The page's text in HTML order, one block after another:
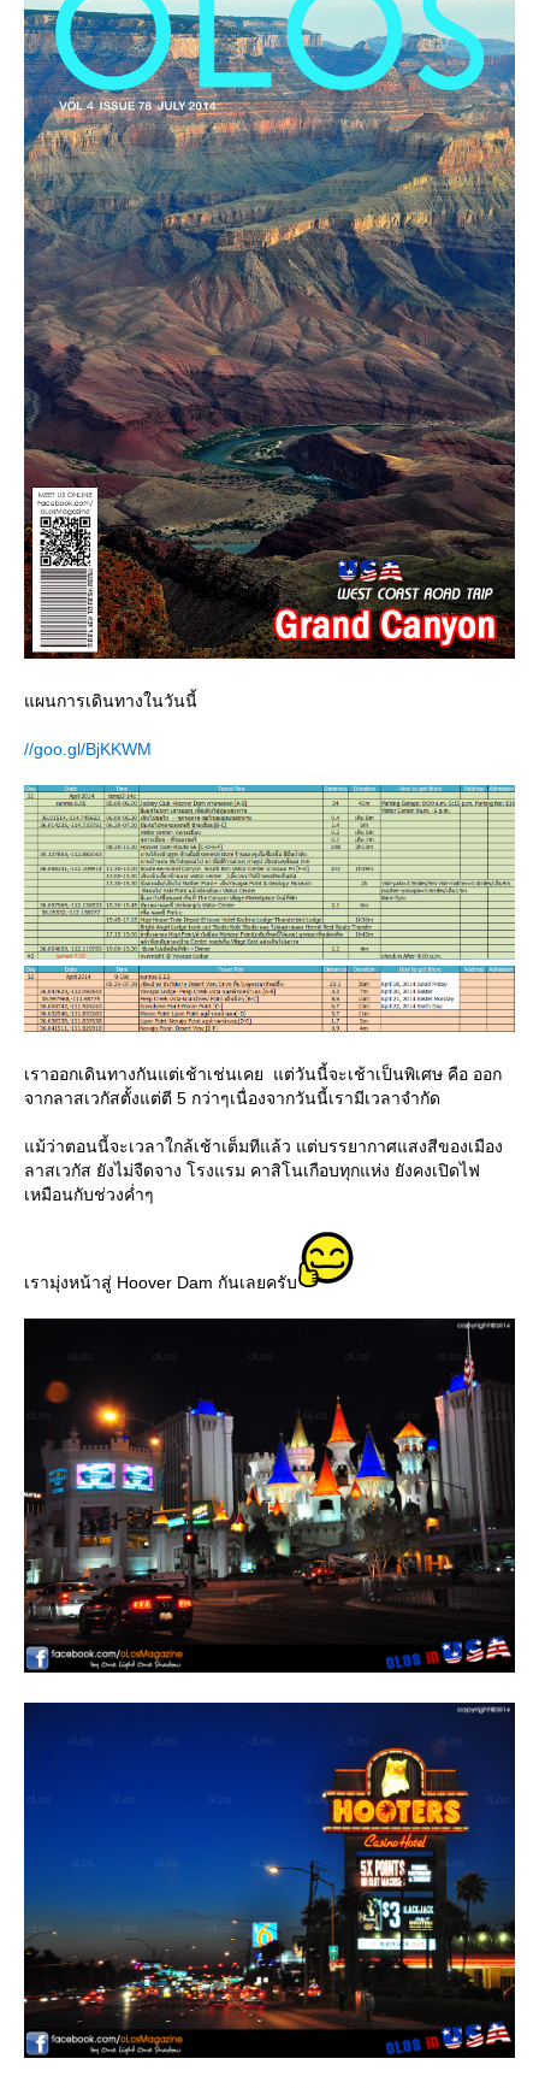
ผนการเดินทางในวันนี้
//goo.gl/BjKKWM
เราออกเดินทางกันแต่เช้าเช่นเคย แต่วันนี้จะเช้าเป็นพิเศษ คือ ออก
จากลาสเวกัสตั้งแต่ตี 5 กว่าๆเนื่องจากวันนี้เรามีเวลาจำกัด
ม้ว่าตอนนี้จะเวลาใกล้เช้าเต็มทีแล้ว แต่บรรยากาศแสงสีของเมือง
ลาสเวกัส ยังไม่จืดจาง โรงแรม คาสิโนเกือบทุกแห่ง ยังคงเปิดไฟ
เหมือนกับช่วงค่ำๆ
เรามุ่งหน้าสู่ Hoover Dam กันเลยครับ